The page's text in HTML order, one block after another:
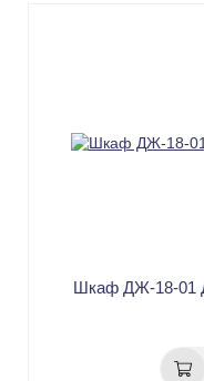
Шкаф ДЖ-18-01